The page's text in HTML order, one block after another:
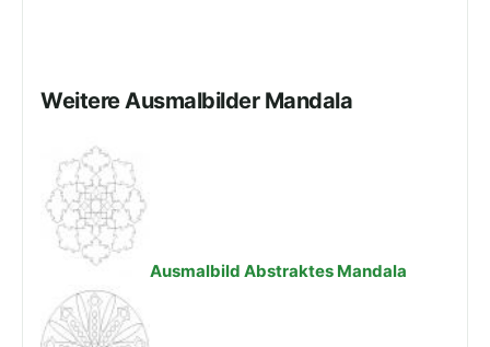
Weitere Ausmalbilder Mandala
Ausmalbild Abstraktes Mandala